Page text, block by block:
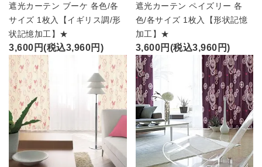
遮光カーテン ブーケ 各色/各
サイズ 1枚入【イギリス調/形
状記憶加工】★
3,600円(税込3,960円)
遮光カーテン ペイズリー 各
色/各サイズ 1枚入【形状記憶
加工】★
3,600円(税込3,960円)